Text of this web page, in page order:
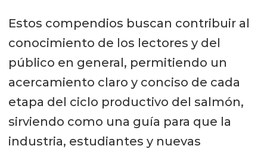
Estos compendios buscan contribuir al
conocimiento de los lectores y del
público en general, permitiendo un
acercamiento claro y conciso de cada
etapa del ciclo productivo del salmón,
sirviendo como una guía para que la
industria, estudiantes y nuevas